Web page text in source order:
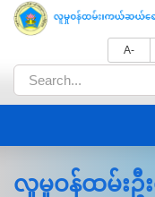
A-
လူမှုဝန်ထမ်းဦ